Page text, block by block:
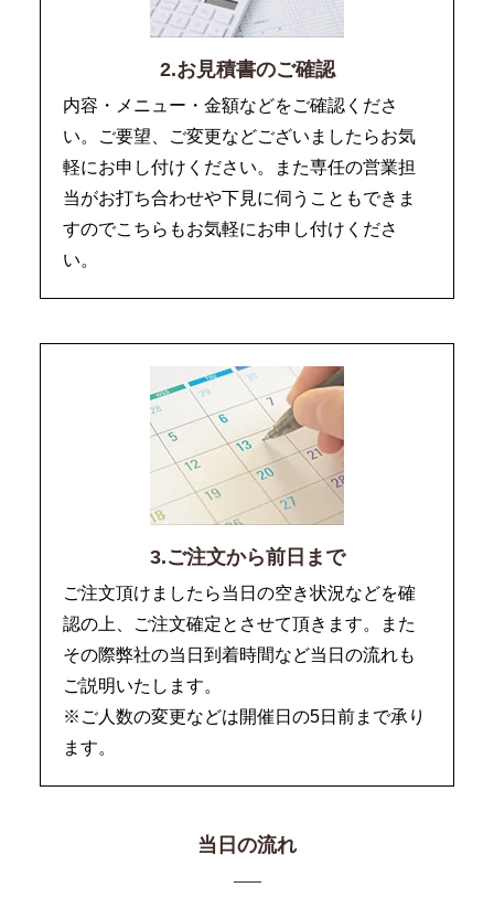
2.お見積書のご確認
内容・メニュー・金額などをご確認くださ
い。ご要望、ご変更などございましたらお気
軽にお申し付けください。また専任の営業担
当がお打ち合わせや下見に伺うこともできま
すのでこちらもお気軽にお申し付けくださ
い。
3.ご注文から前日まで
ご注文頂けましたら当日の空き状況などを確
認の上、ご注文確定とさせて頂きます。また
その際弊社の当日到着時間など当日の流れも
ご説明いたします。
※ご人数の変更などは開催日の5日前まで承り
ます。
当日の流れ